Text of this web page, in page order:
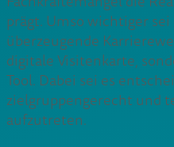
prägt. Umso wichtiger
überzeugende
digitale Visitenkarte,
Tool. Dabei sei es
zielgruppengerecht und
aufzutreten.